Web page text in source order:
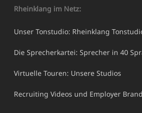
Rheinklang im Netz:
Unser Tonstudio: Rheinklang
Die Sprecherkartei: Sprecher in 40
Virtuelle Touren: Unsere Studios
Recruiting Videos und Employer